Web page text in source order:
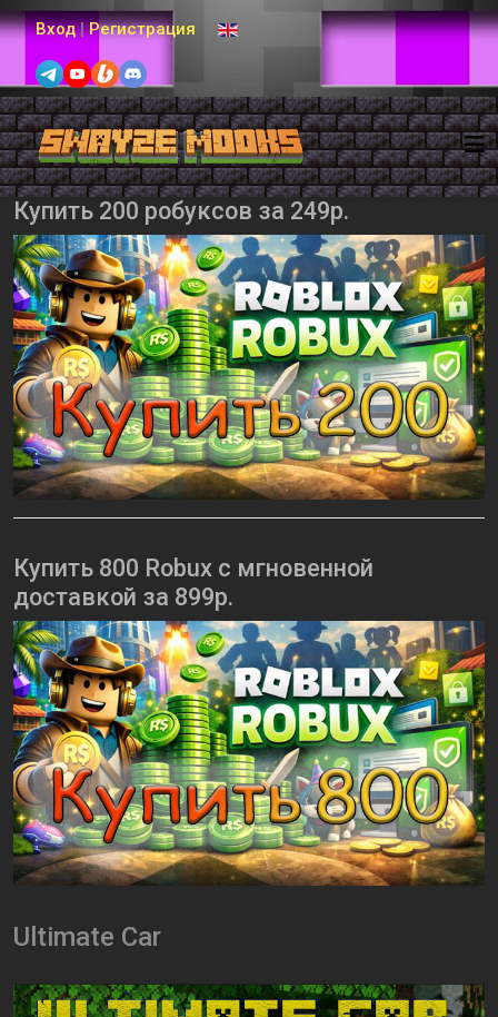
Вход | Регистрация Выберите язык
Купить 200 робуксов за 249р.
Купить 800 Robux с мгновенной
доставкой за 899р.
Ultimate Car